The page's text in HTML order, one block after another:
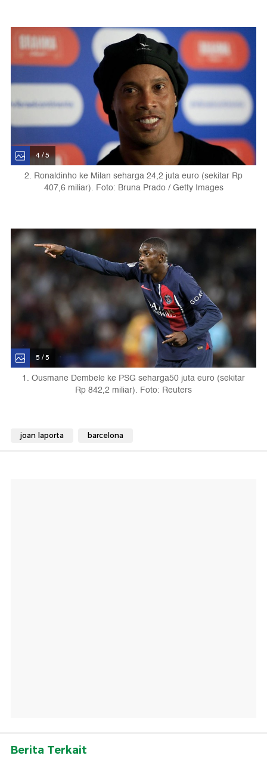
4 / 5
2. Ronaldinho ke Milan seharga 24,2 juta euro (sekitar Rp
407,6 miliar). Foto: Bruna Prado / Getty Images
5 / 5
1. Ousmane Dembele ke PSG seharga50 juta euro (sekitar
Rp 842,2 miliar). Foto: Reuters
joan laporta barcelona
Berita Terkait